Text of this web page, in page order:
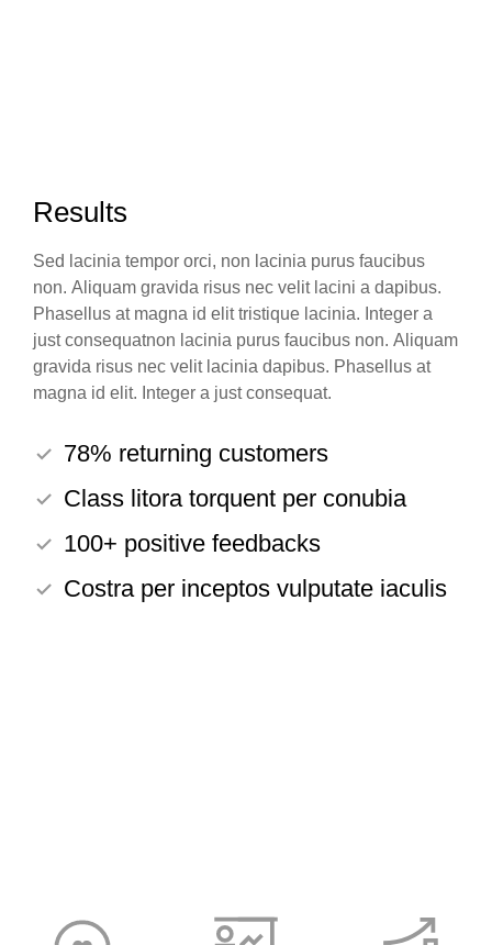
Results
Sed lacinia tempor orci, non lacinia purus faucibus
non. Aliquam gravida risus nec velit lacini a dapibus.
Phasellus at magna id elit tristique lacinia. Integer a
just consequatnon lacinia purus faucibus non. Aliquam
gravida risus nec velit lacinia dapibus. Phasellus at
magna id elit. Integer a just consequat.
78% returning customers
Class litora torquent per conubia
100+ positive feedbacks
Costra per inceptos vulputate iaculis